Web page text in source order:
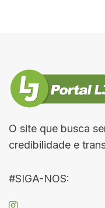
O site que busca
credibilidade e
#SIGA-NOS: